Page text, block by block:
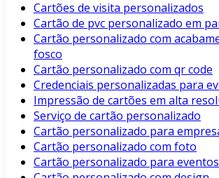
Cartões de visita personalizados
Cartão de pvc personalizado em
Cartão personalizado com
fosco
Cartão personalizado com qr code
Credenciais personalizadas para
Impressão de cartões em alta
Serviço de cartão personalizado
Cartão personalizado para
Cartão personalizado com foto
Cartão personalizado para eventos